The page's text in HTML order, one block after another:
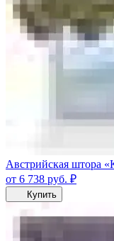
Австрийская штора
от 6 738 руб. ₽
Купить